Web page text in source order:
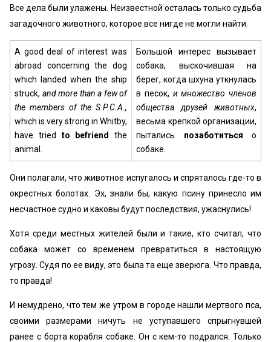
Все дела были улажены. Неизвестной осталась только судьба
загадочного животного, которое все нигде не могли найти.
A good deal of interest was
abroad concerning the dog
which landed when the ship
struck, and more than a few of
the members of the S.P.C.A.,
which is very strong in Whitby,
have tried to befriend
the
animal.
Большой интерес вызывает
собака, выскочившая на
берег, когда шхуна уткнулась
в песок, и множество членов
общества друзей животных,
весьма крепкой организации,
пытались позаботиться о
собаке.
Они полагали, что животное испугалось и спряталось где-то в
окрестных болотах. Эх, знали бы, какую псину принесло им
несчастное судно и каковы будут последствия, ужаснулись!
Хотя среди местных жителей были и такие, кто считал, что
собака может со временем превратиться в настоящую
угрозу. Судя по ее виду, это была та еще зверюга. Что правда,
то правда!
И немудрено, что тем же утром в городе нашли мертвого пса,
своими размерами ничуть не уступавшего спрыгнувшей
ранее с борта корабля собаке. Он с кем-то подрался. Только